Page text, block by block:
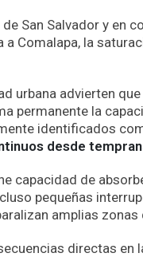
San Salvador y en
a Comalapa, la
urbana advierten
permanente la
identificados
desde
capacidad de
pequeñas
amplias
directas